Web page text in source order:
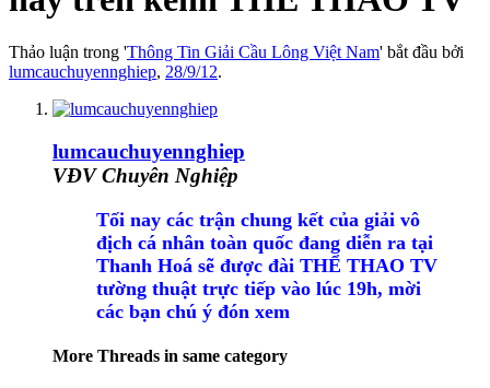
Thảo luận trong 'Thông Tin Giải Cầu Lông Việt Nam' bắt đầu bởi
lumcauchuyennghiep, 28/9/12.
lumcauchuyennghiep
VĐV Chuyên Nghiệp
Tối nay các trận chung kết của giải vô
địch cá nhân toàn quốc đang diễn ra tại
Thanh Hoá sẽ được đài THỂ THAO TV
tường thuật trực tiếp vào lúc 19h, mời
các bạn chú ý đón xem
More Threads in same category